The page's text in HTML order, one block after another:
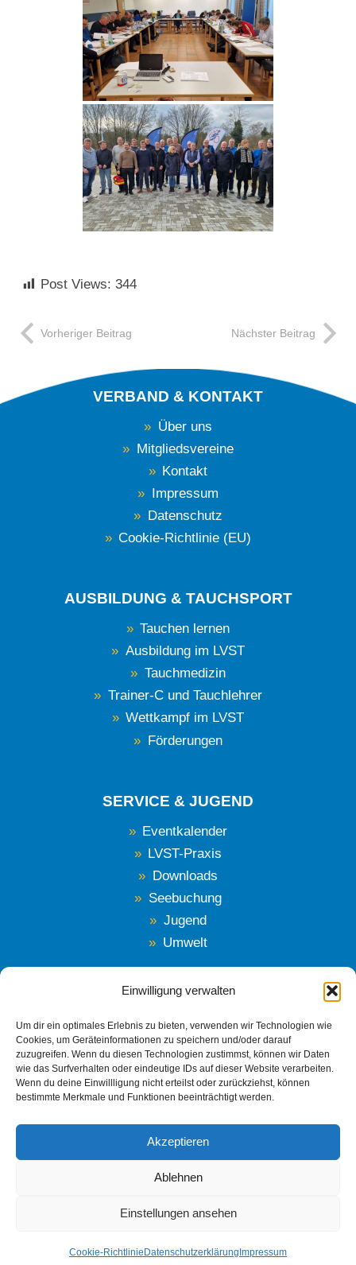
Einwilligung verwalten
Um dir ein optimales Erlebnis zu bieten, verwenden wir Technologien wie
Cookies, um Geräteinformationen zu speichern und/oder darauf
zuzugreifen. Wenn du diesen Technologien zustimmst, können wir Daten
wie das Surfverhalten oder eindeutige IDs auf dieser Website verarbeiten.
Wenn du deine Einwillligung nicht erteilst oder zurückziehst, können
bestimmte Merkmale und Funktionen beeinträchtigt werden.
Akzeptieren
Ablehnen
Einstellungen ansehen
Cookie-RichtlinieDatenschutzerklärungImpressum
Post Views: 344
Vorheriger Beitrag Nächster Beitrag
VERBAND & KONTAKT
Über uns
Mitgliedsvereine
Kontakt
Impressum
Datenschutz
Cookie-Richtlinie (EU)
AUSBILDUNG & TAUCHSPORT
Tauchen lernen
Ausbildung im LVST
Tauchmedizin
Trainer-C und Tauchlehrer
Wettkampf im LVST
Förderungen
SERVICE & JUGEND
Eventkalender
LVST-Praxis
Downloads
Seebuchung
Jugend
Umwelt
PARTNER